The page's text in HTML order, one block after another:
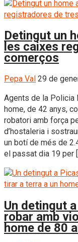
Detingut un
les caixes
comerços
Pepa Val 29 de
Agents de la Policia
home, de 42 anys,
robatori amb força
d’hostaleria i
un botí de més de
el passat dia 19 per
Un detingut
robar amb
home de 80